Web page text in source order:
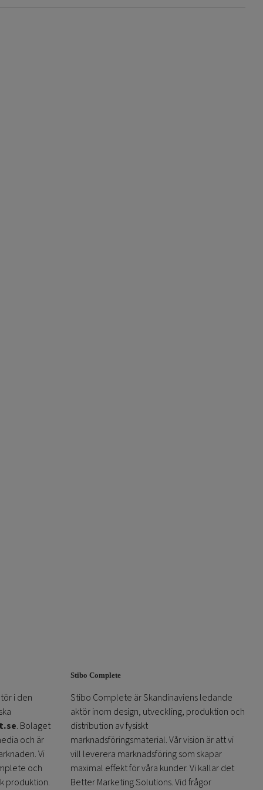
i den
. Bolaget
och är
Vi
och
produktion.
Stibo Complete
Stibo Complete är Skandinaviens ledande
aktör inom design, utveckling, produktion och
distribution av fysiskt
marknadsföringsmaterial. Vår vision är att vi
vill leverera marknadsföring som skapar
maximal effekt för våra kunder. Vi kallar det
Better Marketing Solutions. Vid frågor